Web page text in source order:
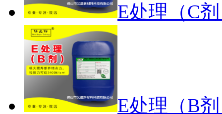
E处理（C
E处理（B